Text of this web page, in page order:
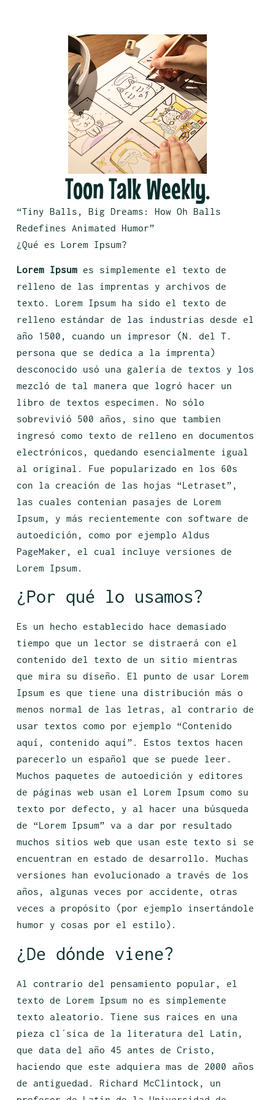
Toon Talk Weekly.
“Tiny Balls, Big Dreams: How Oh Balls
Redefines Animated Humor”
¿Qué es Lorem Ipsum?
Lorem Ipsumes simplemente el texto de
relleno de las imprentas y archivos de
texto. Lorem Ipsum ha sido el texto de
relleno estándar de las industrias desde el
año 1500, cuando un impresor (N. del T.
persona que se dedica a la imprenta)
desconocido usó una galería de textos y los
mezcló de tal manera que logró hacer un
libro de textos especimen. No sólo
sobrevivió 500 años, sino que tambien
ingresó como texto de relleno en documentos
electrónicos, quedando esencialmente igual
al original. Fue popularizado en los 60s
con la creación de las hojas “Letraset”,
las cuales contenian pasajes de Lorem
Ipsum, y más recientemente con software de
autoedición, como por ejemplo Aldus
PageMaker, el cual incluye versiones de
Lorem Ipsum.
¿Por qué lo usamos?
Es un hecho establecido hace demasiado
tiempo que un lector se distraerá con el
contenido del texto de un sitio mientras
que mira su diseño. El punto de usar Lorem
Ipsum es que tiene una distribución más o
menos normal de las letras, al contrario de
usar textos como por ejemplo “Contenido
aquí, contenido aquí”. Estos textos hacen
parecerlo un español que se puede leer.
Muchos paquetes de autoedición y editores
de páginas web usan el Lorem Ipsum como su
texto por defecto, y al hacer una búsqueda
de “Lorem Ipsum” va a dar por resultado
muchos sitios web que usan este texto si se
encuentran en estado de desarrollo. Muchas
versiones han evolucionado a través de los
años, algunas veces por accidente, otras
veces a propósito (por ejemplo insertándole
humor y cosas por el estilo).
¿De dónde viene?
Al contrario del pensamiento popular, el
texto de Lorem Ipsum no es simplemente
texto aleatorio. Tiene sus raices en una
pieza cl´sica de la literatura del Latin,
que data del año 45 antes de Cristo,
haciendo que este adquiera mas de 2000 años
de antiguedad. Richard McClintock, un